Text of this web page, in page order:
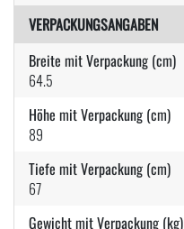
VERPACKUNGSANGABEN
Breite mit Verpackung (cm)
64.5
Höhe mit Verpackung (cm)
89
Tiefe mit Verpackung (cm)
67
Gewicht mit Verpackung (kg)